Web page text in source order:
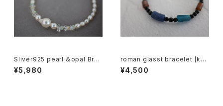
Sliver925 pearl ＆opal Brac
elet[kgf5589]
¥5,980
roman glasst bracelet [kgf
5569]
¥4,500